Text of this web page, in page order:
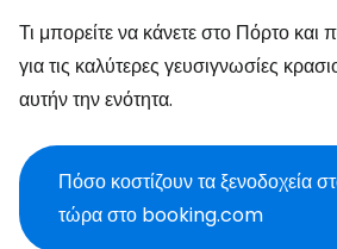
Τι μπορείτε να κάνετε στο Πόρτο και
για τις καλύτερες γευσιγνωσίες
αυτήν την ενότητα.
Πόσο κοστίζουν τα ξενοδοχεία
τώρα στο booking.com